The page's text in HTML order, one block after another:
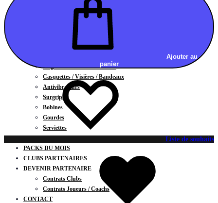
Shorts
Leggings
CARTES CADEAUX
Poignets / Manchettes / Gants
Casquettes / Visières / Bandeaux
Antivibrateurs
Surgrips
Bobines
Gourdes
Serviettes
PACKS DU MOIS
CLUBS PARTENAIRES
DEVENIR PARTENAIRE
Contrats Clubs
Contrats Joueurs / Coachs
CONTACT
Ajouter au
panier
Liste de souhaits